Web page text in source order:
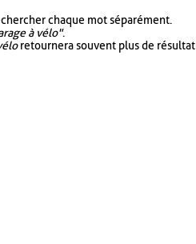
chaque mot séparément.
à vélo".
retournera souvent plus de résultat